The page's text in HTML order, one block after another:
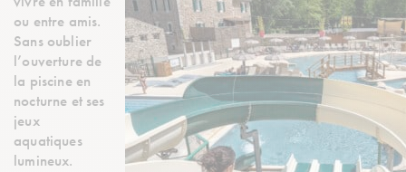
ou entre amis.
Sans oublier
l’ouverture de
la piscine en
nocturne et ses
jeux
aquatiques
lumineux.